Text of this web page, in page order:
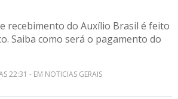
recebimento do Auxílio Brasil é feito
Saiba como será o pagamento do
22:31 - EM NOTICIAS GERAIS